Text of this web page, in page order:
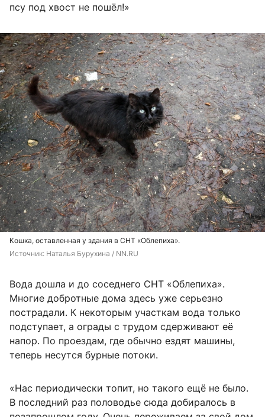
псу под хвост не пошёл!»
Кошка, оставленная у здания в СНТ «Облепиха».
Источник: Наталья Бурухина / NN.RU
Вода дошла и до соседнего СНТ «Облепиха».
Многие добротные дома здесь уже серьезно
пострадали. К некоторым участкам вода только
подступает, а ограды с трудом сдерживают её
напор. По проездам, где обычно ездят машины,
теперь несутся бурные потоки.
«Нас периодически топит, но такого ещё не было.
В последний раз половодье сюда добиралось в